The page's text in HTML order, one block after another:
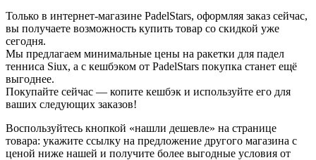
Только в интернет-магазине PadelStars, оформляя заказ сейчас,
вы получаете возможность купить товар со скидкой уже
сегодня.
Мы предлагаем минимальные цены на ракетки для падел
тенниса Siux, а с кешбэком от PadelStars покупка станет ещё
выгоднее.
Покупайте сейчас — копите кешбэк и используйте его для
ваших следующих заказов!
Воспользуйтесь кнопкой «нашли дешевле» на странице
товара: укажите ссылку на предложение другого магазина с
ценой ниже нашей и получите более выгодные условия от